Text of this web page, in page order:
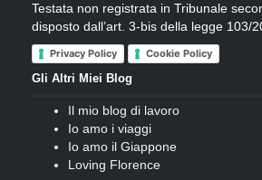
Testata non registrata in Tribunale
disposto dall’art. 3-bis della legge 103/
Privacy Policy Cookie Policy
Gli Altri Miei Blog
Il mio blog di lavoro
Io amo i viaggi
Io amo il Giappone
Loving Florence